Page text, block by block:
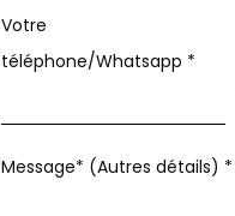
Votre
téléphone/Whatsapp *
Message* (Autres détails) *